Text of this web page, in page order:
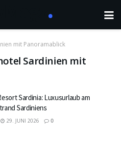
mit Panoramablick
Sardinien mit
Sardinia: Luxusurlaub am
Sardiniens
29. JUNI 2026 0